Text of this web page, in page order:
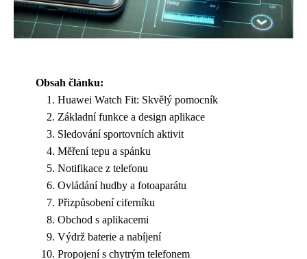
Obsah článku:
Huawei Watch Fit: Skvělý pomocník
Základní funkce a design aplikace
Sledování sportovních aktivit
Měření tepu a spánku
Notifikace z telefonu
Ovládání hudby a fotoaparátu
Přizpůsobení ciferníku
Obchod s aplikacemi
Výdrž baterie a nabíjení
Propojení s chytrým telefonem